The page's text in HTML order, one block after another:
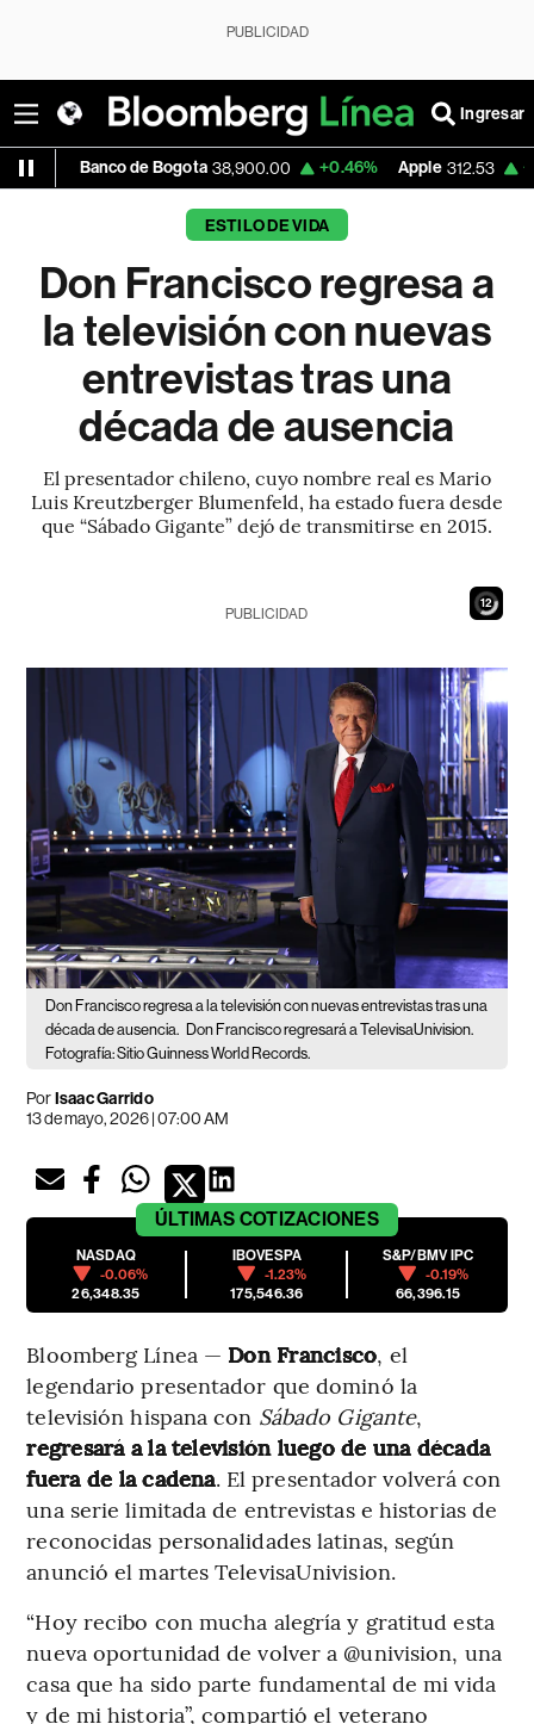
PUBLICIDAD
Ingresar
Banco de Bogota 38,900.00 +0.46% Apple 312.53 +0.51%
ESTILO DE VIDA
Don Francisco regresa a
la televisión con nuevas
entrevistas tras una
década de ausencia
El presentador chileno, cuyo nombre real es Mario
Luis Kreutzberger Blumenfeld, ha estado fuera desde
que “Sábado Gigante” dejó de transmitirse en 2015.
11
PUBLICIDAD
Don Francisco regresa a la televisión con nuevas entrevistas tras una
década de ausencia. Don Francisco regresará a TelevisaUnivision.
Fotografía: Sitio Guinness World Records.
PorIsaac Garrido
13 de mayo, 2026 | 07:00 AM
ÚLTIMAS COTIZACIONES
NASDAQ
-0.06%
26,348.35
IBOVESPA
-1.23%
175,546.36
S&P/BMV IPC
-0.19%
66,396.15
Bloomberg Línea — Don Francisco, el
legendario presentador que dominó la
televisión hispana con Sábado Gigante,
regresará a la televisión luego de una década
fuera de la cadena. El presentador volverá con
una serie limitada de entrevistas e historias de
reconocidas personalidades latinas, según
anunció el martes TelevisaUnivision.
“Hoy recibo con mucha alegría y gratitud esta
nueva oportunidad de volver a @univision, una
casa que ha sido parte fundamental de mi vida
y de mi historia”, compartió el veterano